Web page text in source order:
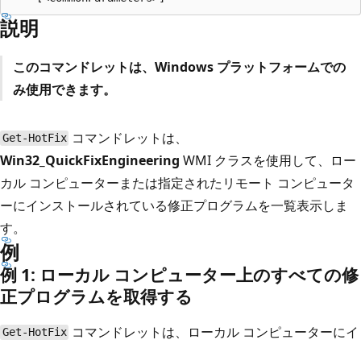
説明
このコマンドレットは、Windows プラットフォームでの
み使用できます。
Get-HotFix コマンドレットは、
Win32_QuickFixEngineering WMI クラスを使用して、ロー
カル コンピューターまたは指定されたリモート コンピュータ
ーにインストールされている修正プログラムを一覧表示しま
す。
例
例 1: ローカル コンピューター上のすべての修
正プログラムを取得する
Get-HotFix コマンドレットは、ローカル コンピューターにイ